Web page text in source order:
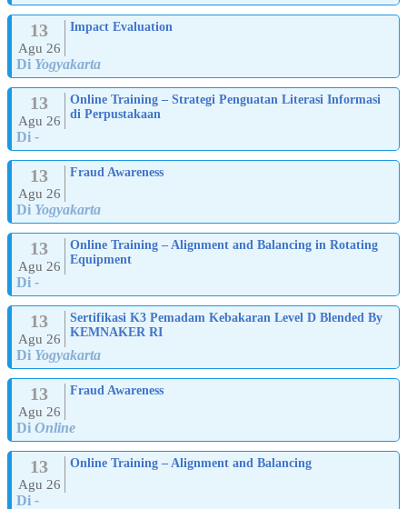
13
Agu 26
Impact Evaluation
Di Yogyakarta
13
Agu 26
Online Training – Strategi Penguatan Literasi Informasi
di Perpustakaan
Di -
13
Agu 26
Fraud Awareness
Di Yogyakarta
13
Agu 26
Online Training – Alignment and Balancing in Rotating
Equipment
Di -
13
Agu 26
Sertifikasi K3 Pemadam Kebakaran Level D Blended By
KEMNAKER RI
Di Yogyakarta
13
Agu 26
Fraud Awareness
Di Online
13
Agu 26
Online Training – Alignment and Balancing
Di -